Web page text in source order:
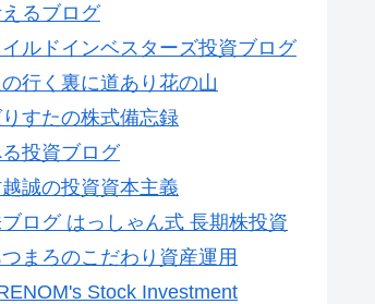
るブログ
イルドインベスターズ投資ブログ
の行く裏に道あり花の山
すたの株式備忘録
投資ブログ
誠の投資資本主義
ログ はっしゃん式 長期株投資
まろのこだわり資産運用
Stock Investment